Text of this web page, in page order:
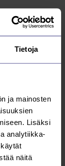
Tietoja
ja mainosten
Lisäksi
analytiikka-
näitä
Lisäksi
tässä